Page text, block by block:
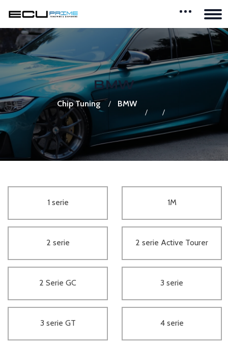
BMW
Chip Tuning BMW
1 serie 1M
2 serie 2 serie Active Tourer
2 Serie GC 3 serie
3 serie GT 4 serie